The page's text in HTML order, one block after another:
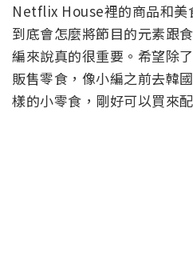
Netflix House裡的商品和
到底會怎麼將節目的元素跟
編來說真的很重要。希望除
販售零食，像小編之前去韓
樣的小零食，剛好可以買來